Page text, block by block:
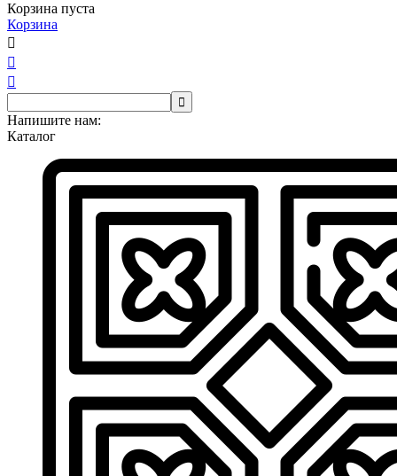
Корзина пуста
Корзина




Напишите нам:
Каталог